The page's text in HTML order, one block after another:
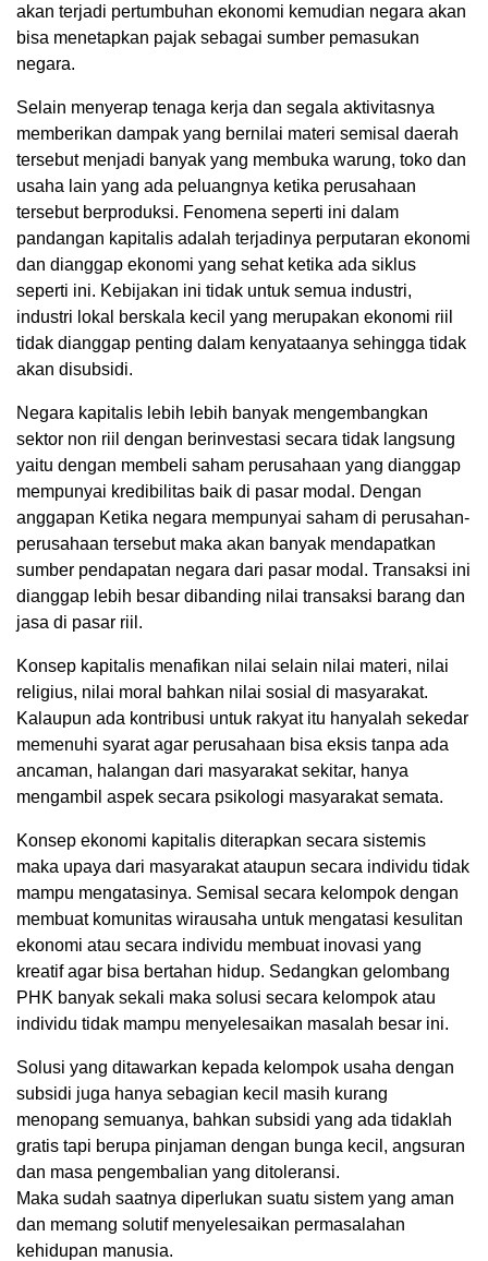
akan terjadi pertumbuhan ekonomi kemudian negara akan
bisa menetapkan pajak sebagai sumber pemasukan
negara.
Selain menyerap tenaga kerja dan segala aktivitasnya
memberikan dampak yang bernilai materi semisal daerah
tersebut menjadi banyak yang membuka warung, toko dan
usaha lain yang ada peluangnya ketika perusahaan
tersebut berproduksi. Fenomena seperti ini dalam
pandangan kapitalis adalah terjadinya perputaran ekonomi
dan dianggap ekonomi yang sehat ketika ada siklus
seperti ini. Kebijakan ini tidak untuk semua industri,
industri lokal berskala kecil yang merupakan ekonomi riil
tidak dianggap penting dalam kenyataanya sehingga tidak
akan disubsidi.
Negara kapitalis lebih lebih banyak mengembangkan
sektor non riil dengan berinvestasi secara tidak langsung
yaitu dengan membeli saham perusahaan yang dianggap
mempunyai kredibilitas baik di pasar modal. Dengan
anggapan Ketika negara mempunyai saham di perusahan-
perusahaan tersebut maka akan banyak mendapatkan
sumber pendapatan negara dari pasar modal. Transaksi ini
dianggap lebih besar dibanding nilai transaksi barang dan
jasa di pasar riil.
Konsep kapitalis menafikan nilai selain nilai materi, nilai
religius, nilai moral bahkan nilai sosial di masyarakat.
Kalaupun ada kontribusi untuk rakyat itu hanyalah sekedar
memenuhi syarat agar perusahaan bisa eksis tanpa ada
ancaman, halangan dari masyarakat sekitar, hanya
mengambil aspek secara psikologi masyarakat semata.
Konsep ekonomi kapitalis diterapkan secara sistemis
maka upaya dari masyarakat ataupun secara individu tidak
mampu mengatasinya. Semisal secara kelompok dengan
membuat komunitas wirausaha untuk mengatasi kesulitan
ekonomi atau secara individu membuat inovasi yang
kreatif agar bisa bertahan hidup. Sedangkan gelombang
PHK banyak sekali maka solusi secara kelompok atau
individu tidak mampu menyelesaikan masalah besar ini.
Solusi yang ditawarkan kepada kelompok usaha dengan
subsidi juga hanya sebagian kecil masih kurang
menopang semuanya, bahkan subsidi yang ada tidaklah
gratis tapi berupa pinjaman dengan bunga kecil, angsuran
dan masa pengembalian yang ditoleransi.
Maka sudah saatnya diperlukan suatu sistem yang aman
dan memang solutif menyelesaikan permasalahan
kehidupan manusia.